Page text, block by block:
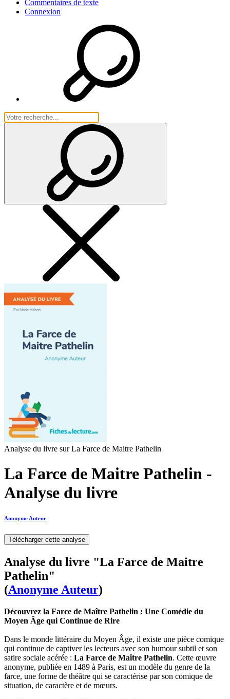
Commentaires de texte
Connexion
Analyse du livre sur La Farce de Maitre Pathelin
La Farce de Maitre Pathelin -
Analyse du livre
Anonyme Auteur
Télécharger cette analyse
Analyse du livre "La Farce de Maitre
Pathelin"
(Anonyme Auteur)
Découvrez la Farce de Maître Pathelin : Une Comédie du
Moyen Âge qui Continue de Rire
Dans le monde littéraire du Moyen Âge, il existe une pièce comique
qui continue de captiver les lecteurs avec son humour subtil et son
satire sociale acérée : La Farce de Maître Pathelin. Cette œuvre
anonyme, publiée en 1489 à Paris, est un modèle du genre de la
farce, une forme de théâtre qui se caractérise par son comique de
situation, de caractère et de mœurs.